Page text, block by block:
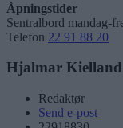
Åpningstider
Sentralbord mandag-
Telefon 22 91 88 20
Hjalmar
Redaktør
Send e-post